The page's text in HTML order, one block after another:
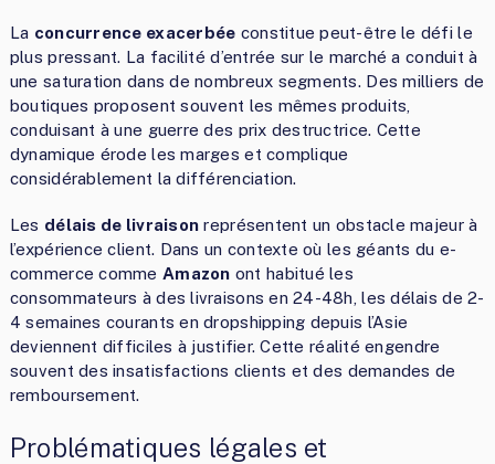
La concurrence exacerbée constitue peut-être le défi le
plus pressant. La facilité d’entrée sur le marché a conduit à
une saturation dans de nombreux segments. Des milliers de
boutiques proposent souvent les mêmes produits,
conduisant à une guerre des prix destructrice. Cette
dynamique érode les marges et complique
considérablement la différenciation.
Les délais de livraison représentent un obstacle majeur à
l’expérience client. Dans un contexte où les géants du e-
commerce comme Amazon ont habitué les
consommateurs à des livraisons en 24-48h, les délais de 2-
4 semaines courants en dropshipping depuis l’Asie
deviennent difficiles à justifier. Cette réalité engendre
souvent des insatisfactions clients et des demandes de
remboursement.
Problématiques légales et